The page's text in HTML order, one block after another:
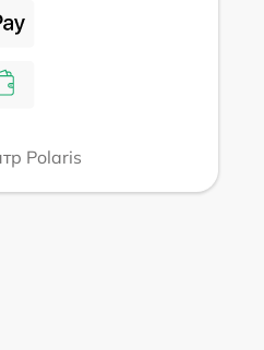
Polaris